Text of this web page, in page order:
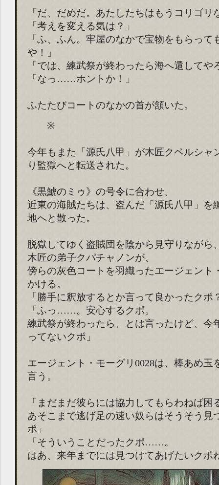
「だ、だめだ。あたしたちはもうコリゴリ
「考えを変える気は？」
「ふ、ふん。牢屋のなかで宝物をもらって
や！」
「では、練武祭が終わったら海へ還してや
「なっ……ホントか！」
ふたたびコートのなかの首が頷いた。
※
今年もまた「源氏八甲」が木匠クペルシャ
り監獄へと転送された。
《黒鯱のミゥ》の号令に合わせ、
近東の海賊たちは、盗んだ「源氏八甲」を
地へと散った。
脱獄してゆく盗賊団を陰から見守りながら
木匠の弟子クパチャノンが、
傍らの灰色コートを羽織ったエージェント
かける。
「勝手に釈放するとか言って良かったクポ
「ふっ……。安心するクポ。
練武祭が終わったら、とは言ったけど、今
ってないクポ」
エージェント・モーグリ0028は、棒あめ玉
言う。
「まだまだ彼らには協力してもらわねば困
あそこまで逃げ足の速い奴らはそうそう見
ポ」
「そういうことだったクポ……。
はあ、来年までには見つけてあげたいクポ